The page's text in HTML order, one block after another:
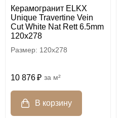
Керамогранит ELKX
Unique Travertine Vein
Cut White Nat Rett 6.5mm
120x278
120x278
10 876 м²